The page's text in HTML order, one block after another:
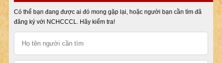
Có thể bạn đang được ai đó mong gặp lại, hoặc người bạn cần tìm đã
đăng ký với NCHCCCL. Hãy kiểm tra!